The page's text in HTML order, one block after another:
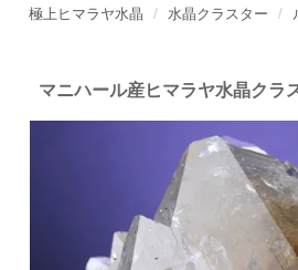
極上ヒマラヤ水晶
水晶クラスター
マニハール産ヒマラヤ水晶クラ